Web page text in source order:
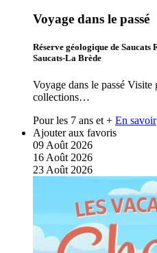
Voyage dans le passé
Réserve géologique de
Saucats-La Brède
Voyage dans le passé Visite
collections…
Pour les 7 ans et + En savoir
Ajouter aux favoris
09 Août 2026
16 Août 2026
23 Août 2026